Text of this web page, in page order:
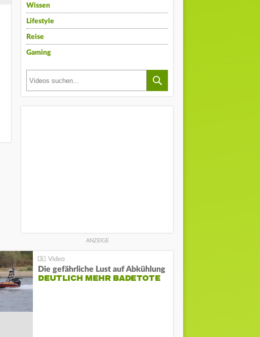
Wissen
Lifestyle
Reise
Gaming
Die gefährliche Lust auf Abkühlung
DEUTLICH MEHR BADETOTE